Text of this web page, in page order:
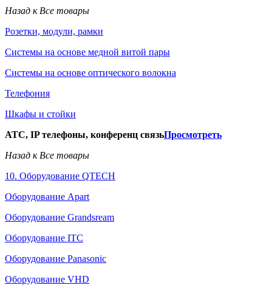
Назад к Все товары
Розетки, модули, рамки
Системы на основе медной витой пары
Системы на основе оптического волокна
Телефония
Шкафы и стойки
АТС, IP телефоны, конференц связьПросмотреть
Назад к Все товары
10. Оборудование QTECH
Оборудование Apart
Оборудование Grandsream
Оборудование ITC
Оборудование Panasonic
Оборудование VHD